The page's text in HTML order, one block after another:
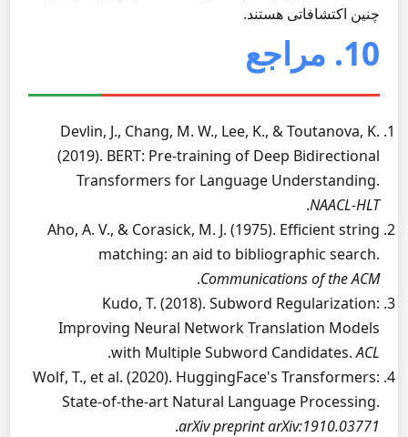
چنین اکتشافاتی هستند.
10. مراجع
Devlin, J., Chang, M. W., Lee, K., & Toutanova, K.
(2019). BERT: Pre-training of Deep Bidirectional
Transformers for Language Understanding.
NAACL-HLT
.
Aho, A. V., & Corasick, M. J. (1975). Efficient string
matching: an aid to bibliographic search.
Communications of the ACM
.
Kudo, T. (2018). Subword Regularization:
Improving Neural Network Translation Models
with Multiple Subword Candidates.ACL
.
Wolf, T., et al. (2020). HuggingFace's Transformers:
State-of-the-art Natural Language Processing.
arXiv preprint arXiv:1910.03771
.